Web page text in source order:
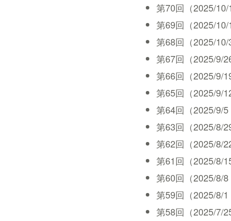
第70回（2025/
第69回（2025/
第68回（2025/
第67回（2025/9/
第66回（2025/9/
第65回（2025/9/
第64回（2025/9/
第63回（2025/8/
第62回（2025/8/
第61回（2025/8/
第60回（2025/8/
第59回（2025/8/
第58回（2025/7/